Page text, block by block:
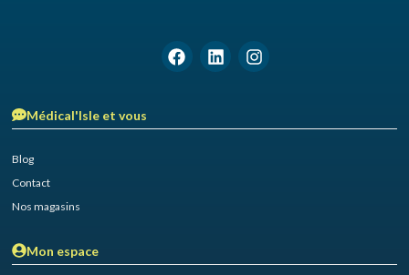
Médical'Isle et vous
Blog
Contact
Nos magasins
Mon espace